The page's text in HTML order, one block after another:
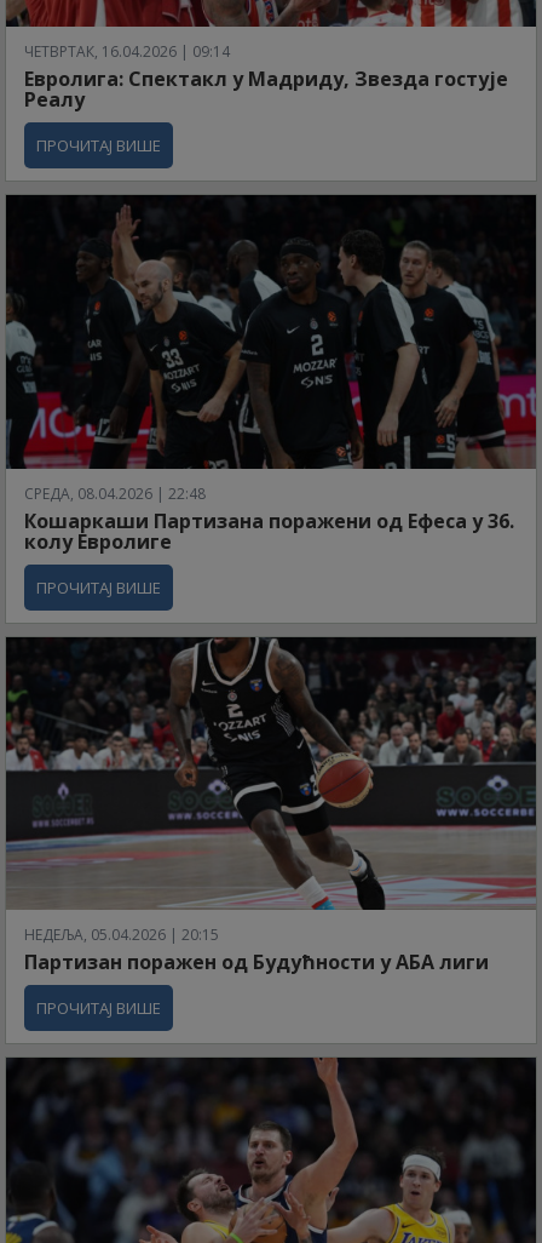
ЧЕТВРТАК, 16.04.2026 | 09:14
Евролига: Спектакл у Мадриду, Звезда гостује
Реалу
ПРОЧИТАЈ ВИШЕ
СРЕДА, 08.04.2026 | 22:48
Кошаркаши Партизана поражени од Ефеса у 36.
колу Евролиге
ПРОЧИТАЈ ВИШЕ
НЕДЕЉА, 05.04.2026 | 20:15
Партизан поражен од Будућности у АБА лиги
ПРОЧИТАЈ ВИШЕ